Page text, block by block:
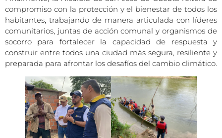
compromiso con la protección y el bienestar de todos los
habitantes, trabajando de manera articulada con líderes
comunitarios, juntas de acción comunal y organismos de
socorro para fortalecer la capacidad de respuesta y
construir entre todos una ciudad más segura, resiliente y
preparada para afrontar los desafíos del cambio climático.